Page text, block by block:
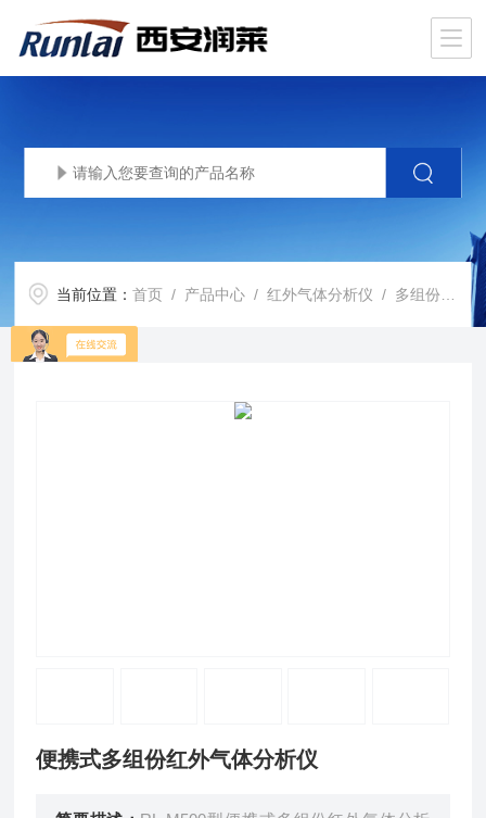
当前位置：首页 / 产品中心 /红外气体分析仪 / 多组份红外气体分析仪
便携式多组份红外气体分析仪